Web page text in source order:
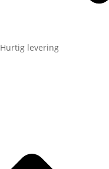
Hurtig levering